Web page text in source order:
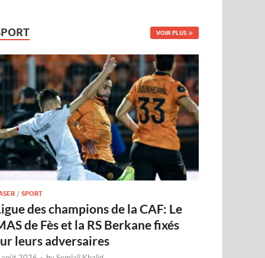
VOIR PLUS
/SPORT
des champions de la CAF: Le
de Fès et la RS Berkane fixés
leurs adversaires